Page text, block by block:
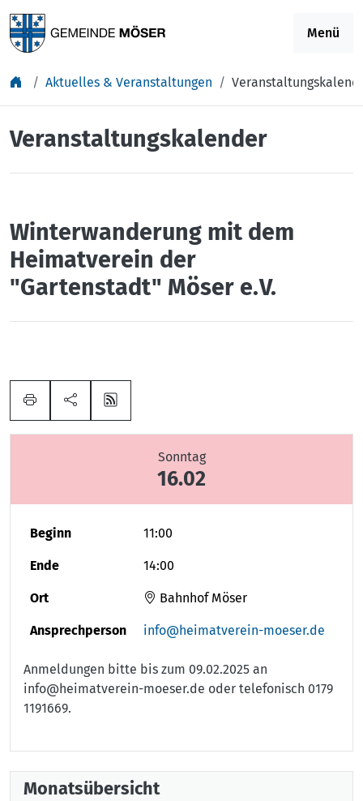
Menü
Aktuelles & Veranstaltungen
Veranstaltungskalender
Winterwanderung mit dem
Heimatverein der
"Gartenstadt" Möser e.V.
Sonntag
16.02
Beginn 11:00
Ende 14:00
Ort Bahnhof Möser
Ansprechperson info@heimatverein-moeser.de
Anmeldungen bitte bis zum 09.02.2025 an
info@heimatverein-moeser.de oder telefonisch 0179
1191669.
Monatsübersicht